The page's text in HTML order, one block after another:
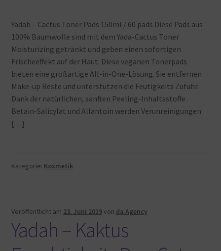
Warenkorb
Yadah – Cactus Toner Pads 150ml / 60 pads Diese Pads aus
100% Baumwolle sind mit dem Yada-Cactus Toner
Moisturizing getränkt und geben einen sofortigen
Frischeeffekt auf der Haut. Diese veganen Tonerpads
bieten eine großartige All-in-One-Lösung. Sie entfernen
Make-up Reste und unterstützen die Feutigkeits Zufuhr.
Dank der natürlichen, sanften Peeling-Inhaltsstoffe
Betain-Salicylat und Allantoin werden Verunreinigungen
[…]
Kategorie: Kosmetik
Veröffentlicht am 23. Juni 2019von da Agency
Yadah – Kaktus